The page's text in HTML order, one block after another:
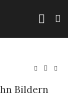
Bildern